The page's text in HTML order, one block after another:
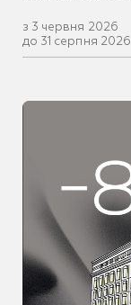
з 3 червня 2026
до 31 серпня 2026